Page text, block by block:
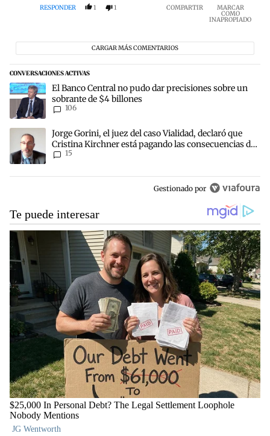
RESPONDER 1 1 COMPARTIR MARCAR
COMO
INAPROPIADO
CARGAR MÁS COMENTARIOS
CONVERSACIONES ACTIVAS
Este listado muestra los artículos con más comentarios en los
Un artículo de tendencia con el título "El Banco Central no pudo
El Banco Central no pudo dar precisiones sobre un
sobrante de $4 billones
106
Un artículo de tendencia con el título "Jorge Gorini, el juez del
Jorge Gorini, el juez del caso Vialidad, declaró que
Cristina Kirchner está pagando las consecuencias de
cometer "un delito comprobado"
15
Gestionado por